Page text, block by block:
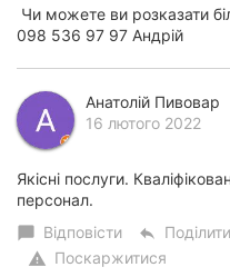
Чи можете ви розказати
098 536 97 97 Андрій
Анатолій Пивовар
16 лютого 2022
Якісні послуги.
персонал.
chat_bubble Відповісти reply
warning Поскаржитися